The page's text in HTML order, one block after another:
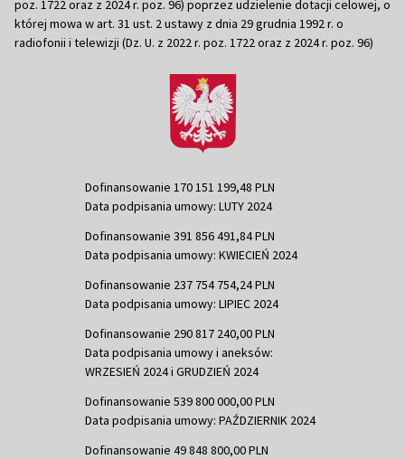
poz. 1722 oraz z 2024 r. poz. 96) poprzez udzielenie dotacji celowej, o
której mowa w art. 31 ust. 2 ustawy z dnia 29 grudnia 1992 r. o
radiofonii i telewizji (Dz. U. z 2022 r. poz. 1722 oraz z 2024 r. poz. 96)
Dofinansowanie 170 151 199,48 PLN
Data podpisania umowy: LUTY 2024
Dofinansowanie 391 856 491,84 PLN
Data podpisania umowy: KWIECIEŃ 2024
Dofinansowanie 237 754 754,24 PLN
Data podpisania umowy: LIPIEC 2024
Dofinansowanie 290 817 240,00 PLN
Data podpisania umowy i aneksów:
WRZESIEŃ 2024 i GRUDZIEŃ 2024
Dofinansowanie 539 800 000,00 PLN
Data podpisania umowy: PAŹDZIERNIK 2024
Dofinansowanie 49 848 800,00 PLN